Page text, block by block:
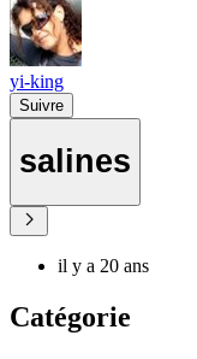
yi-king
Suivre
salines
il y a 20 ans
Catégorie